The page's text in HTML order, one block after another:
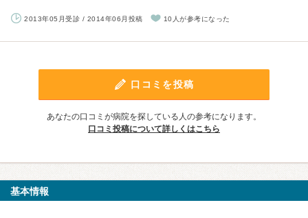
2013年05月受診 / 2014年06月投稿 10人が参考になった
口コミを投稿
あなたの口コミが病院を探している人の参考になります。
口コミ投稿について詳しくはこちら
基本情報